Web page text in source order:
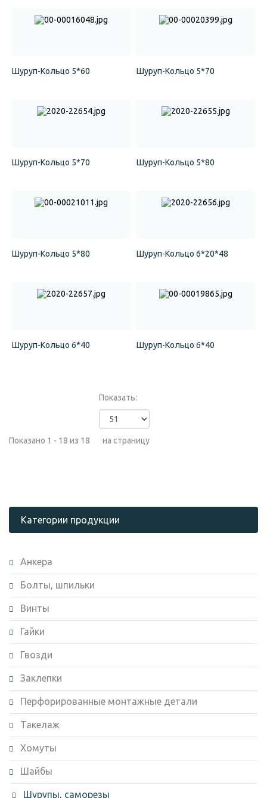
Шуруп-Кольцо 5*60 Шуруп-Кольцо 5*70
Шуруп-Кольцо 5*70 Шуруп-Кольцо 5*80
Шуруп-Кольцо 5*80 Шуруп-Кольцо 6*20*48
Шуруп-Кольцо 6*40 Шуруп-Кольцо 6*40
Показано 1 - 18 из 18
Показать:
на страницу
Категории продукции
Анкера
Болты, шпильки
Винты
Гайки
Гвозди
Заклепки
Перфорированные монтажные детали
Такелаж
Хомуты
Шайбы
Шурупы, саморезы